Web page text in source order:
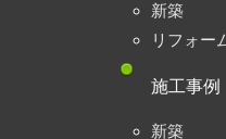
新築
リフォー
施工事例
新築